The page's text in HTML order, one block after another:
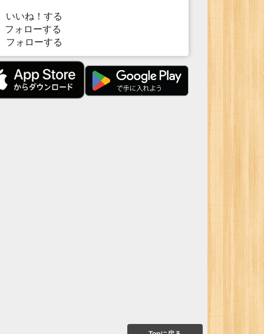
いいね！する
ォローする
フォローする